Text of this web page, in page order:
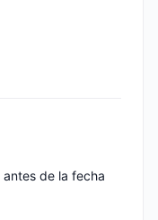
de la fecha